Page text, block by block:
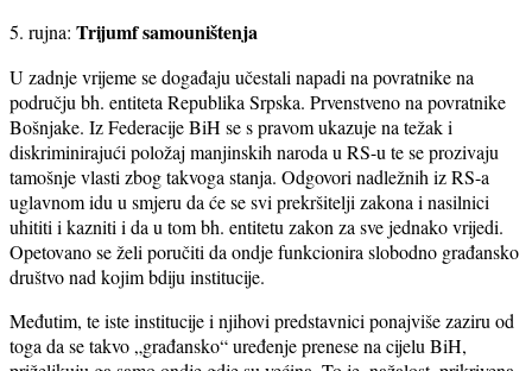
5. rujna: Trijumf samouništenja
U zadnje vrijeme se događaju učestali napadi na povratnike na
području bh. entiteta Republika Srpska. Prvenstveno na povratnike
Bošnjake. Iz Federacije BiH se s pravom ukazuje na težak i
diskriminirajući položaj manjinskih naroda u RS-u te se prozivaju
tamošnje vlasti zbog takvoga stanja. Odgovori nadležnih iz RS-a
uglavnom idu u smjeru da će se svi prekršitelji zakona i nasilnici
uhititi i kazniti i da u tom bh. entitetu zakon za sve jednako vrijedi.
Opetovano se želi poručiti da ondje funkcionira slobodno građansko
društvo nad kojim bdiju institucije.
Međutim, te iste institucije i njihovi predstavnici ponajviše zaziru od
toga da se takvo „građansko“ uređenje prenese na cijelu BiH,